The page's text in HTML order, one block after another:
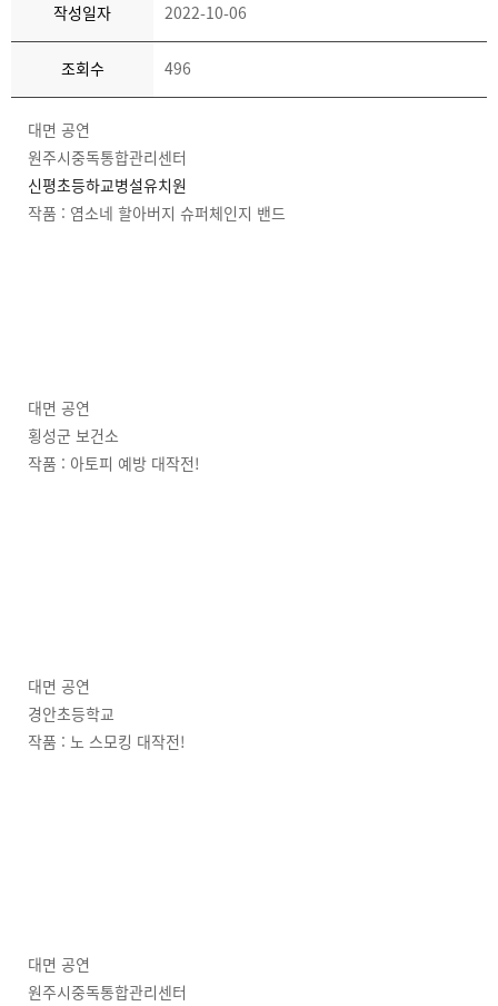
작성일자 2022-10-06
조회수 496
대면 공연
원주시중독통합관리센터
신평초등하교병설유치원
작품 : 염소네 할아버지 슈퍼체인지 밴드
대면 공연
횡성군 보건소
작품 : 아토피 예방 대작전!
대면 공연
경안초등학교
작품 : 노 스모킹 대작전!
대면 공연
원주시중독통합관리센터